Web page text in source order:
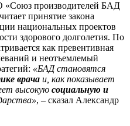
«Союз производителей БАД
принятие закона
национальных проектов
здорового долголетия. По
как превентивная
и неотъемлемый
«БАД становятся
врача и, как показывает
высокую социальную и
, – сказал Александр